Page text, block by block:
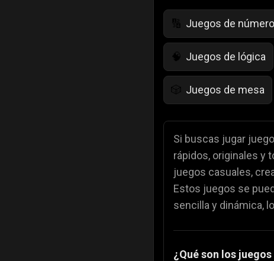
🔢 Juegos de
🧠 Juegos de lógica
🎲 Juegos de mesa
💄 Juegos para niñas
🎨 Juegos de colores
🍕 Juegos de Comida
Si buscas jugar
rápidos, originales y
juegos casuales,
Estos juegos se
sencilla y dinámica,
¿Qué son los